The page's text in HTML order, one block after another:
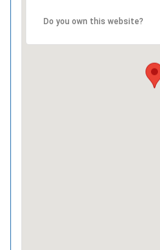
Do you own this website?